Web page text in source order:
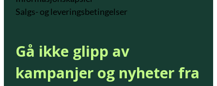
Salgs- og leveringsbetingelser
Gå ikke glipp av
kampanjer og nyheter fra